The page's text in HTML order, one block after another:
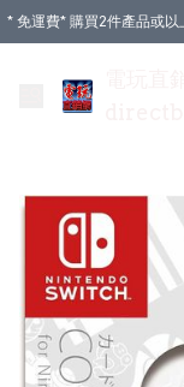
* 免運費* 購買2件產品或